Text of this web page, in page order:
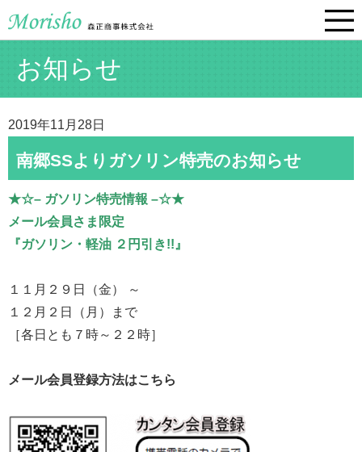
お知らせ
2019年11月28日
南郷SSよりガソリン特売のお知らせ
★☆– ガソリン特売情報 –☆★
メール会員さま限定
『ガソリン・軽油 ２円引き!!』
１１月２９日（金） ～
１２月２日（月）まで
［各日とも７時～２２時］
メール会員登録方法はこちら